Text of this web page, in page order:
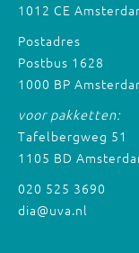
1012 CE
Postadres
Postbus 1628
1000 BP
voor pakketten:
Tafelbergweg 51
1105 BD
020 525 3690
dia@uva.nl